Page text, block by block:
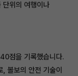
단위의 여행이나
점을 기록했습니다.
볼보의 안전 기술이